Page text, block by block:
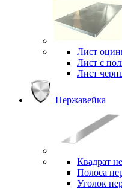
Лист
Лист с
Лист
Нержавейка
Квадрат
Полоса
Уголок